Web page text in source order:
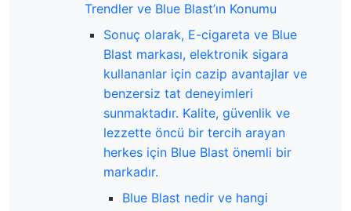
Trendler ve Blue Blast’ın Konumu
Sonuç olarak, E-cigareta ve Blue
Blast markası, elektronik sigara
kullananlar için cazip avantajlar ve
benzersiz tat deneyimleri
sunmaktadır. Kalite, güvenlik ve
lezzette öncü bir tercih arayan
herkes için Blue Blast önemli bir
markadır.
Blue Blast nedir ve hangi